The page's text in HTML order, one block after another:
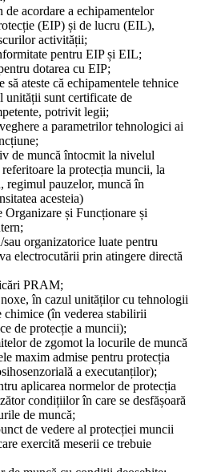
acordare a echipamentelor
(EIP) și de lucru (EIL),
activității;
pentru EIP și EIL;
dotarea cu EIP;
să ateste că echipamentele tehnice
unității sunt certificate de
potrivit legii;
a parametrilor tehnologici ai
de muncă întocmit la nivelul
la protecția muncii, la
regimul pauzelor, muncă în
acesteia)
Organizare și Funcționare și
organizatorice luate pentru
electrocutării prin atingere directă
PRAM;
în cazul unităților cu tehnologii
chimice (în vederea stabilirii
de protecție a muncii);
de zgomot la locurile de muncă
maxim admise pentru protecția
a executanților);
aplicarea normelor de protecția
condițiilor în care se desfășoară
de muncă;
de vedere al protecției muncii
exercită meserii ce trebuie